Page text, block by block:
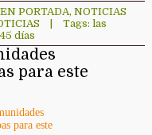
PORTADA, NOTICIAS
Tags: las
días
para este